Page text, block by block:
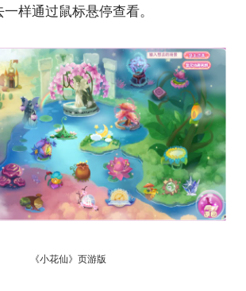
样通过鼠标悬停查看。
《小花仙》页游版